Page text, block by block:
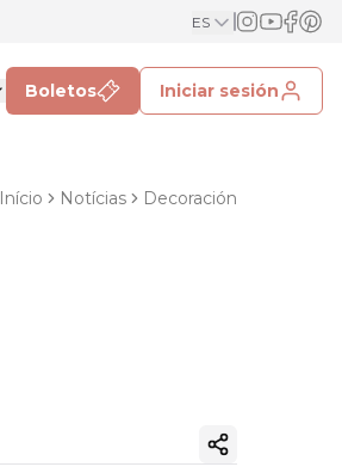
ES
Boletos Iniciar sesión
Início Notícias Decoración
Copiar enlace